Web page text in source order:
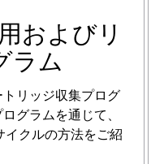
およびリ
ラム
リッジ収集プログ
グラムを通じて、
クルの方法をご紹